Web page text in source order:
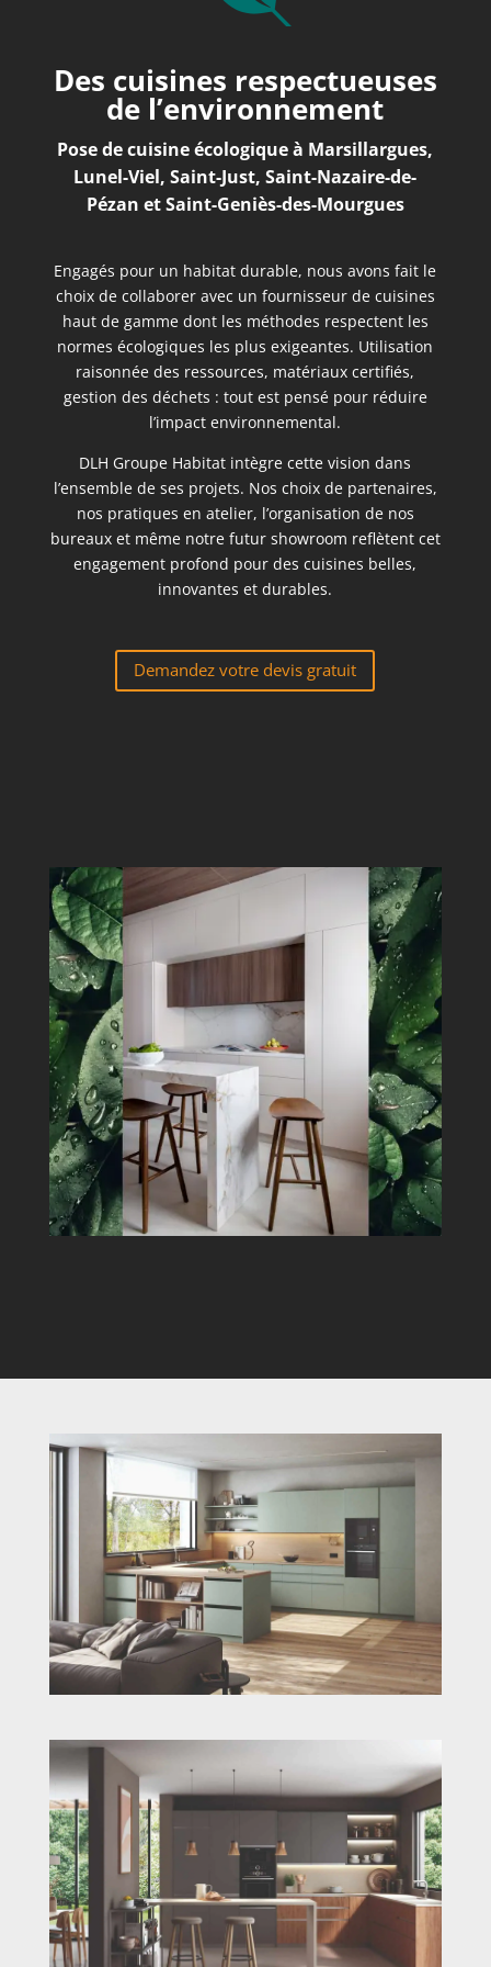
Des cuisines respectueuses
de l’environnement
Pose de cuisine écologique à Marsillargues,
Lunel-Viel, Saint-Just, Saint-Nazaire-de-
Pézan et Saint-Geniès-des-Mourgues
Engagés pour un habitat durable, nous avons fait le
choix de collaborer avec un fournisseur de cuisines
haut de gamme dont les méthodes respectent les
normes écologiques les plus exigeantes. Utilisation
raisonnée des ressources, matériaux certifiés,
gestion des déchets : tout est pensé pour réduire
l’impact environnemental.
DLH Groupe Habitat intègre cette vision dans
l’ensemble de ses projets. Nos choix de partenaires,
nos pratiques en atelier, l’organisation de nos
bureaux et même notre futur showroom reflètent cet
engagement profond pour des cuisines belles,
innovantes et durables.
Demandez votre devis gratuit